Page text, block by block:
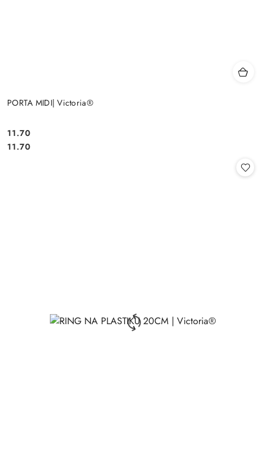
PORTA MIDI| Victoria®
Cena:
11.70
Cena:
11.70